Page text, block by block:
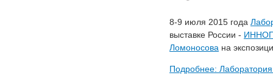
8-9 июля 2015 года
выставке России -
Ломоносова на
Подробнее: